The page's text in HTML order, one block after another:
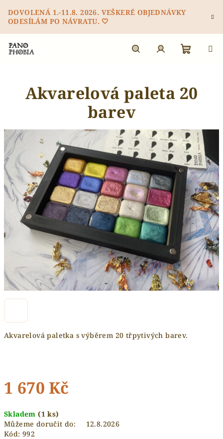
na
obsah
DOVOLENÁ 1.-11.8. 2026. VEŠKERÉ OBJEDNÁVKY
ODESÍLÁM PO NÁVRATU. 🤍
košík
Akvarelová paletka s výběrem 20 třpytivých barev.
1 670 Kč
cena:
Skladem(1 ks)
Můžeme doručit do:
12.8.2026
Kód: 992
Akvarelová paleta 20
barev